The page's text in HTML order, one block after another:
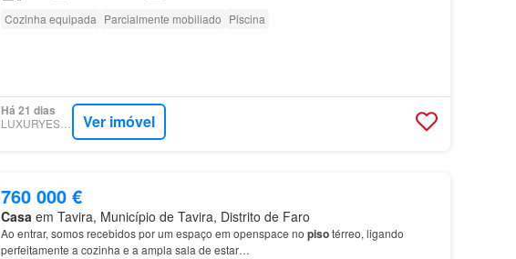
Cozinha equipada Parcialmente mobiliado Piscina
Há 21 dias
LUXURYESTATE Ver imóvel
760 000 €
Casaem Tavira, Município de Tavira, Distrito de Faro
Ao entrar, somos recebidos por um espaço em openspace no pisotérreo, ligando
perfeitamente a cozinha e a ampla sala de estar…